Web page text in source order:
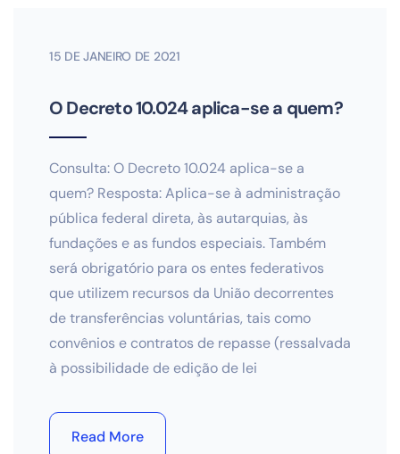
15 DE JANEIRO DE 2021
O Decreto 10.024 aplica-se a quem?
Consulta: O Decreto 10.024 aplica-se a
quem? Resposta: Aplica-se à administração
pública federal direta, às autarquias, às
fundações e as fundos especiais. Também
será obrigatório para os entes federativos
que utilizem recursos da União decorrentes
de transferências voluntárias, tais como
convênios e contratos de repasse (ressalvada
à possibilidade de edição de lei
Read More